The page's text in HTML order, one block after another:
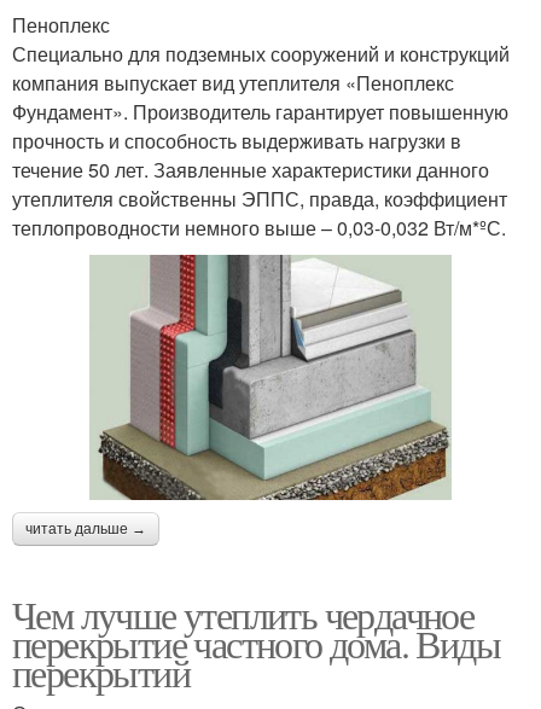
Пеноплекс
Специально для подземных сооружений и конструкций
компания выпускает вид утеплителя «Пеноплекс
Фундамент». Производитель гарантирует повышенную
прочность и способность выдерживать нагрузки в
течение 50 лет. Заявленные характеристики данного
утеплителя свойственны ЭППС, правда, коэффициент
теплопроводности немного выше – 0,03-0,032 Вт/м*ºС.
читать дальше →
Чем лучше утеплить чердачное
перекрытие частного дома. Виды
перекрытий